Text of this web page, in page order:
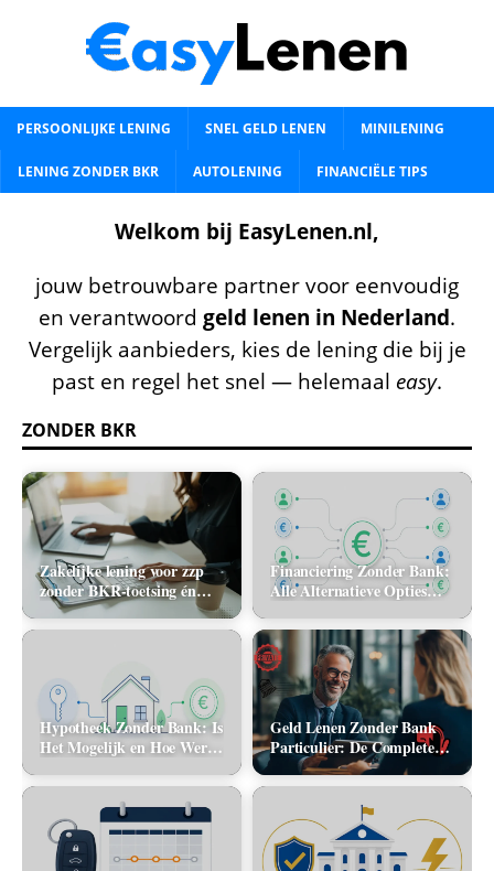
PERSOONLIJKE LENING SNEL GELD LENEN MINILENING
LENING ZONDER BKR AUTOLENING FINANCIËLE TIPS
Welkom bij EasyLenen.nl,
jouw betrouwbare partner voor eenvoudig
en verantwoord geld lenen in Nederland.
Vergelijk aanbieders, kies de lening die bij je
past en regel het snel — helemaal easy.
ZONDER BKR
Zakelijke lening voor zzp
zonder BKR-toetsing én
zonder jaarcijfers: kan het
in 2026?
Financiering Zonder Bank:
Alle Alternatieve Opties
Hypotheek Zonder Bank: Is
Het Mogelijk en Hoe Werkt
Geld Lenen Zonder Bank
Particulier: De Complete
Gids (2026)